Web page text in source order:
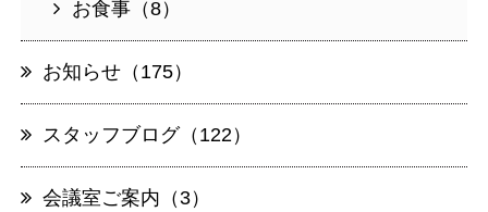
お食事（8）
お知らせ（175）
スタッフブログ（122）
会議室ご案内（3）